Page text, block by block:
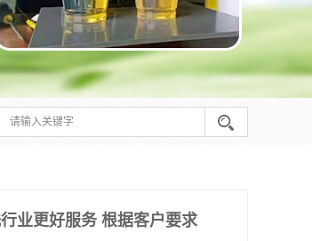
业更好服务 根据客户要求